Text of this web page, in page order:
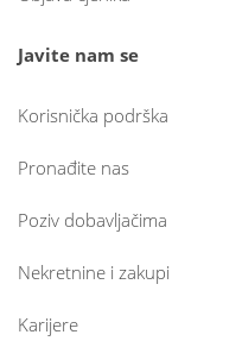
Javite nam se
Korisnička podrška
Pronađite nas
Poziv dobavljačima
Nekretnine i zakupi
Karijere